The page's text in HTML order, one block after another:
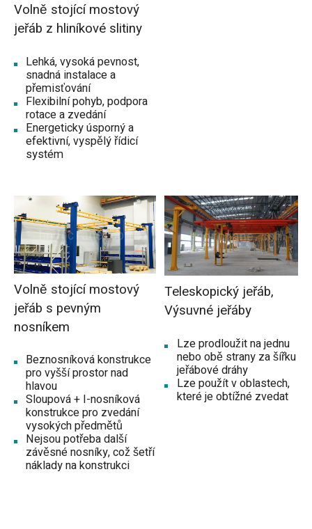
Volně stojící mostový
jeřáb z hliníkové slitiny
Lehká, vysoká pevnost,
snadná instalace a
přemisťování
Flexibilní pohyb, podpora
rotace a zvedání
Energeticky úsporný a
efektivní, vyspělý řídicí
systém
Volně stojící mostový
jeřáb s pevným
nosníkem
Beznosníková konstrukce
pro vyšší prostor nad
hlavou
Sloupová + I-nosníková
konstrukce pro zvedání
vysokých předmětů
Nejsou potřeba další
závěsné nosníky, což šetří
náklady na konstrukci
Teleskopický jeřáb,
Výsuvné jeřáby
Lze prodloužit na jednu
nebo obě strany za šířku
jeřábové dráhy
Lze použít v oblastech,
které je obtížné zvedat